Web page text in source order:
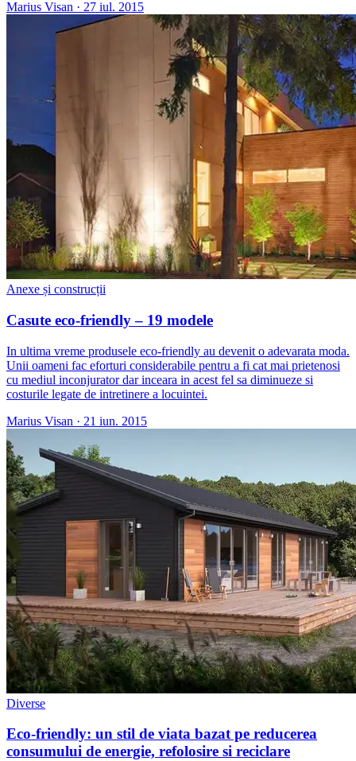
Marius Visan · 27 iul. 2015
Anexe și construcții
Casute eco-friendly – 19 modele
In ultima vreme produsele eco-friendly au devenit o adevarata moda.
Unii oameni fac eforturi considerabile pentru a fi cat mai prietenosi
cu mediul inconjurator dar inceara in acest fel sa diminueze si
costurile legate de intretinere a locuintei.
Marius Visan · 21 iun. 2015
Diverse
Eco-friendly: un stil de viata bazat pe reducerea
consumului de energie, refolosire si reciclare